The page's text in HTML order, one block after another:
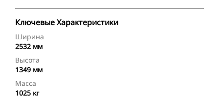
Ключевые Характеристики
Ширина
2532 мм
Высота
1349 мм
Масса
1025 кг